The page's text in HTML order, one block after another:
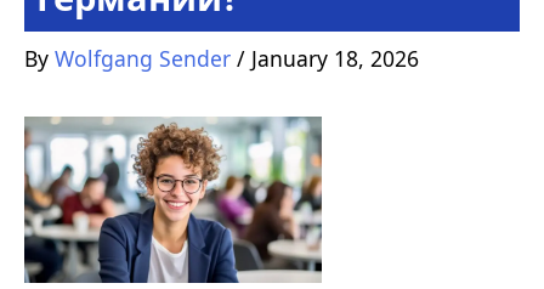
By Wolfgang Sender / January 18, 2026